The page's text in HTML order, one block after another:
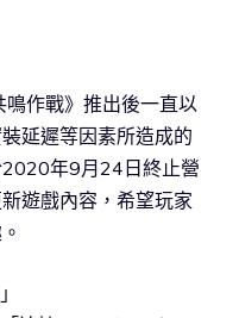
作戰》推出後一直以
延遲等因素所造成的
年9月24日終止營
遊戲內容，希望玩家